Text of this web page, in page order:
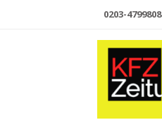
0203-4799808